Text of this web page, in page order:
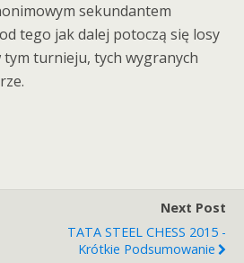
sekundantem
tego jak dalej potoczą się losy
tym turnieju, tych wygranych
Next Post
TATA STEEL CHESS 2015 -
Krótkie Podsumowanie